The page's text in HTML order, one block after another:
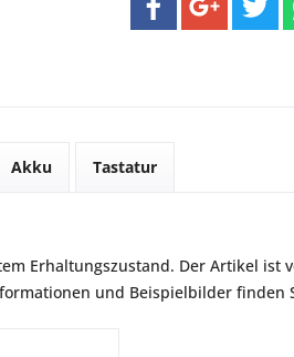
Akku Tastatur
Erhaltungszustand. Der Artikel ist
und Beispielbilder finden